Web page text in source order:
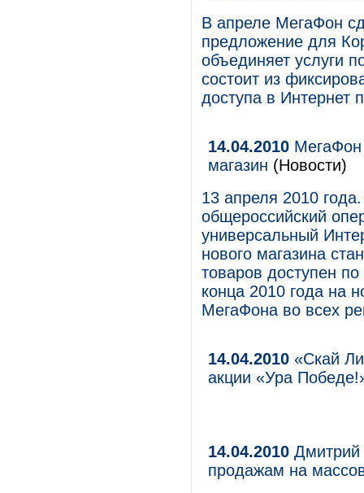
В апреле МегаФон
предложение для
объединяет услуги
состоит из
доступа в Интернет
14.04.2010 МегаФон
магазин (Новости)
13 апреля 2010
общероссийский
универсальный
нового магазина
товаров доступен
конца 2010 года на
МегаФона во всех
14.04.2010 «Скай
акции «Ура
14.04.2010 Дмитрий
продажам на